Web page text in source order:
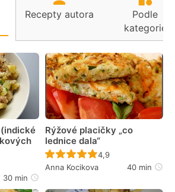
Recepty autora
Podle
kategorie
ještě nebyl hodnocen
30 min
Rýžové placičky „co
lednice dala“
Recept ještě nebyl
4,9
Anna Kocikova
40 min